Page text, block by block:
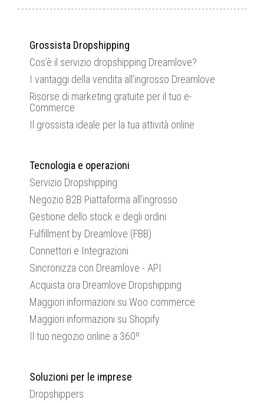
Grossista Dropshipping
Cos’è il servizio dropshipping Dreamlove?
I vantaggi della vendita all’ingrosso Dreamlove
Risorse di marketing gratuite per il tuo e-
Commerce
Il grossista ideale per la tua attività online
Tecnologia e operazioni
Servizio Dropshipping
Negozio B2B Piattaforma all’ingrosso
Gestione dello stock e degli ordini
Fulfillment by Dreamlove (FBB)
Connettori e Integrazioni
Sincronizza con Dreamlove - API
Acquista ora Dreamlove Dropshipping
Maggiori informazioni su Woo commerce
Maggiori informazioni su Shopify
Il tuo negozio online a 360º
Soluzioni per le imprese
Dropshippers